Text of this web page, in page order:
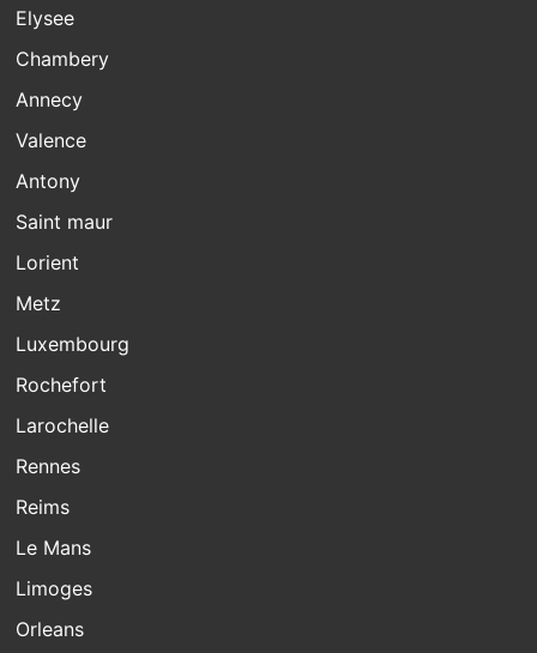
Elysee
Chambery
Annecy
Valence
Antony
Saint maur
Lorient
Metz
Luxembourg
Rochefort
Larochelle
Rennes
Reims
Le Mans
Limoges
Orleans